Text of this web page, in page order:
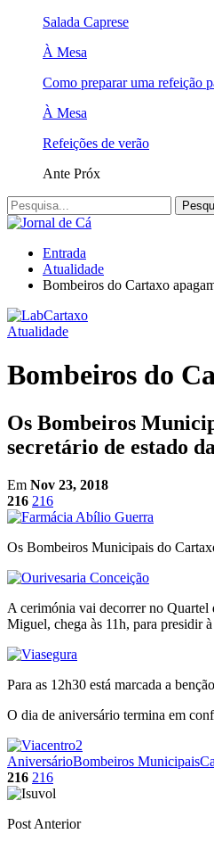
Salada Caprese
À Mesa
Como preparar uma refeição
À Mesa
Refeições de verão
Ante Próx
Entrada
Atualidade
Bombeiros do Cartaxo
Atualidade
Bombeiros do
Os Bombeiros
secretário de estado
Em Nov 23, 2018
216 216
Os Bombeiros Municipais do
A cerimónia vai decorrer no Quartel
Miguel, chega às 11h, para presidir
Para as 12h30 está marcada a
O dia de aniversário termina em
AniversárioBombeiros Municipais
216 216
Post Anterior